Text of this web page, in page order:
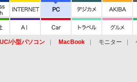
小型パソコン MacBook モニター